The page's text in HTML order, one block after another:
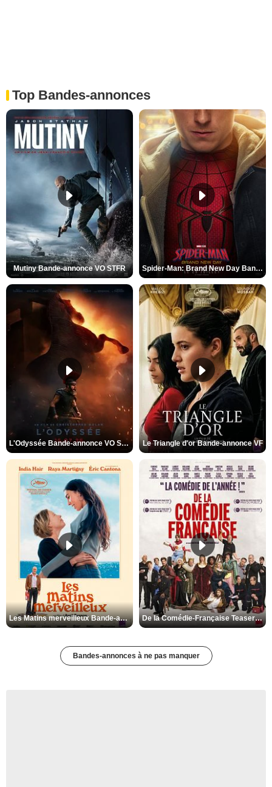
Top Bandes-annonces
Mutiny Bande-annonce VO STFR Spider-Man: Brand New Day Bande-annonce VO STFR
L'Odyssée Bande-annonce VO STFR Le Triangle d'or Bande-annonce VF
Les Matins merveilleux Bande-annonce VF De la Comédie-Française Teaser VF
Bandes-annonces à ne pas manquer